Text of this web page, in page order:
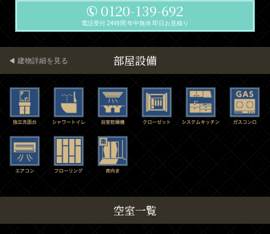
0120-139-692
電話受付 24時間 年中無休 即日お見積り
部屋設備
建物詳細を見る
空室一覧